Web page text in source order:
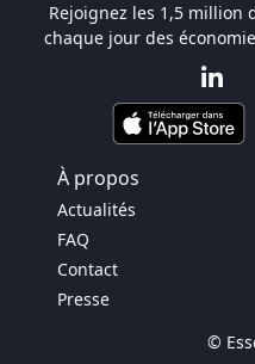
Rejoignez les 1,5 million
chaque jour des
À propos
Actualités
FAQ
Contact
Presse
©